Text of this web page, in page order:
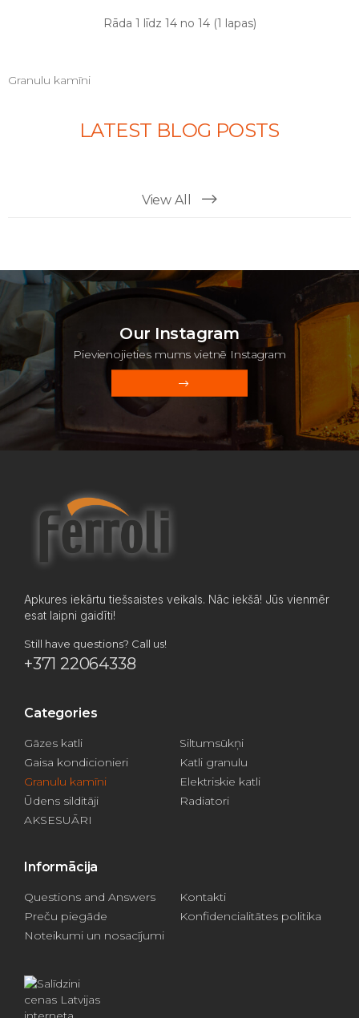
Rāda 1 līdz 14 no 14 (1 lapas)
Granulu kamīni
LATEST BLOG POSTS
View All
Our Instagram
Pievienojieties mums vietnē Instagram
Apkures iekārtu tiešsaistes veikals. Nāc iekšā! Jūs vienmēr
esat laipni gaidīti!
Still have questions? Call us!
+371 22064338
Categories
Gāzes katli
Siltumsūkņi
Gaisa kondicionieri
Katli granulu
Granulu kamīni
Elektriskie katli
Ūdens silditāji
Radiatori
AKSESUĀRI
Informācija
Questions and Answers
Kontakti
Preču piegāde
Konfidencialitātes politika
Noteikumi un nosacījumi